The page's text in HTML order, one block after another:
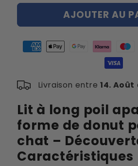
quantité
Lit
long
poil
forme
donut
pour
gros
chat
quantité
de
Lit
long
apaisant
forme
donut
pour
gros
chat
AJOUTER AU
Livraison entre14. Août
Lit à long poil
forme de donut
chat –
Caractéristiques